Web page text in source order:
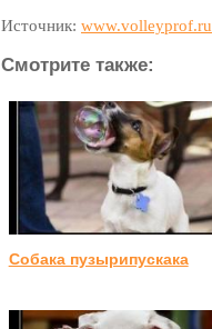
Источник: www.volleyprof.ru
Смотрите также:
Собака пузырипускака